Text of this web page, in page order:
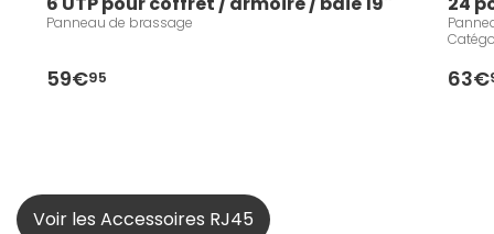
Panneau de brassage
59€95 63€
Voir les Accessoires RJ45